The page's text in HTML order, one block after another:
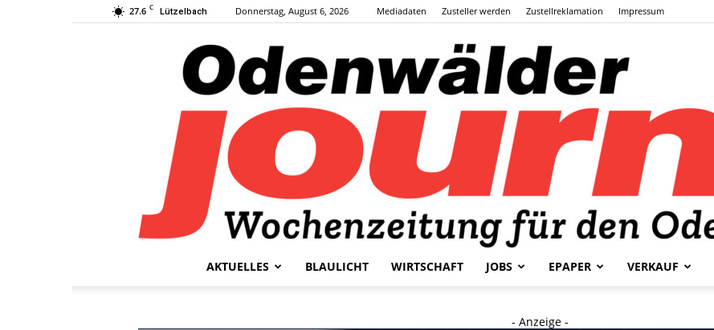
27.6 C Lützelbach Donnerstag, August 6, 2026 Mediadaten Zusteller werden Zustellreklamation Impressum
AKTUELLES BLAULICHT WIRTSCHAFT JOBS EPAPER VERKAUF
- Anzeige -